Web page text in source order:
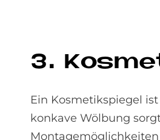
3.
Ein Kosmetikspiegel
konkave Wölbung